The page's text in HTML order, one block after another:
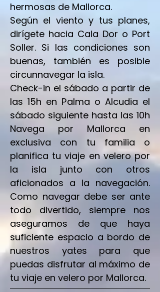
hermosas de Mallorca.
Según el viento y tus planes,
dirígete hacia Cala Dor o Port
Soller. Si las condiciones son
buenas, también es posible
circunnavegar la isla.
Check-in el sábado a partir de
las 15h en Palma o Alcudia el
sábado siguiente hasta las 10h
Navega por Mallorca en
exclusiva con tu familia o
planifica tu viaje en velero por
la isla junto con otros
aficionados a la navegación.
Como navegar debe ser ante
todo divertido, siempre nos
aseguramos de que haya
suficiente espacio a bordo de
nuestros yates para que
puedas disfrutar al máximo de
tu viaje en velero por Mallorca.